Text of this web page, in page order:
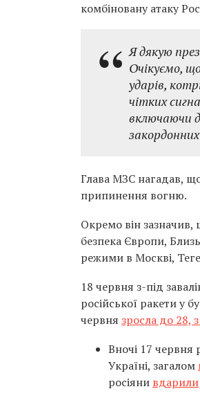
комбіновану атаку
Я дякую
Очікуємо,
ударів,
чітких
включаючи
Глава МЗС нагадав,
припинення вогню.
Окремо він зазначив,
безпека Європи,
режими в Москві,
18 червня з-під
російської ракети у
червня зросла до 28,
Вночі 17 червня
Україні, загалом
росіяни вдарили